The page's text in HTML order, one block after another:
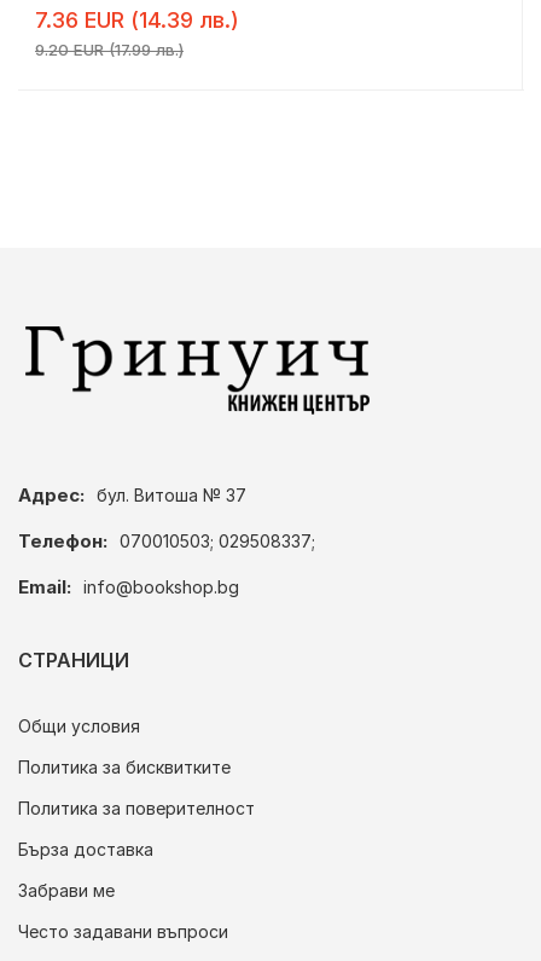
7.36 EUR (14.39 лв.)
9.20 EUR (17.99 лв.)
Адрес: бул. Витоша № 37
Телефон: 070010503; 029508337;
Email: info@bookshop.bg
СТРАНИЦИ
Общи условия
Политика за бисквитките
Политика за поверителност
Бърза доставка
Забрави ме
Често задавани въпроси